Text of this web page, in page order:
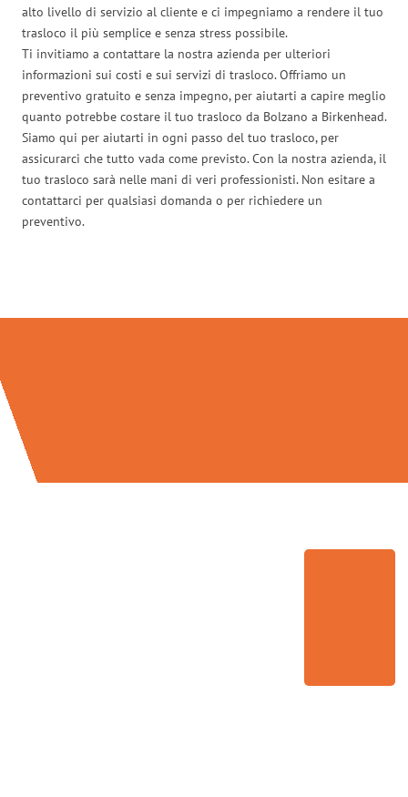
alto livello di servizio al cliente e ci impegniamo a rendere il tuo
trasloco il più semplice e senza stress possibile.
Ti invitiamo a contattare la nostra azienda per ulteriori
informazioni sui costi e sui servizi di trasloco. Offriamo un
preventivo gratuito e senza impegno, per aiutarti a capire meglio
quanto potrebbe costare il tuo trasloco da Bolzano a Birkenhead.
Siamo qui per aiutarti in ogni passo del tuo trasloco, per
assicurarci che tutto vada come previsto. Con la nostra azienda, il
tuo trasloco sarà nelle mani di veri professionisti. Non esitare a
contattarci per qualsiasi domanda o per richiedere un
preventivo.